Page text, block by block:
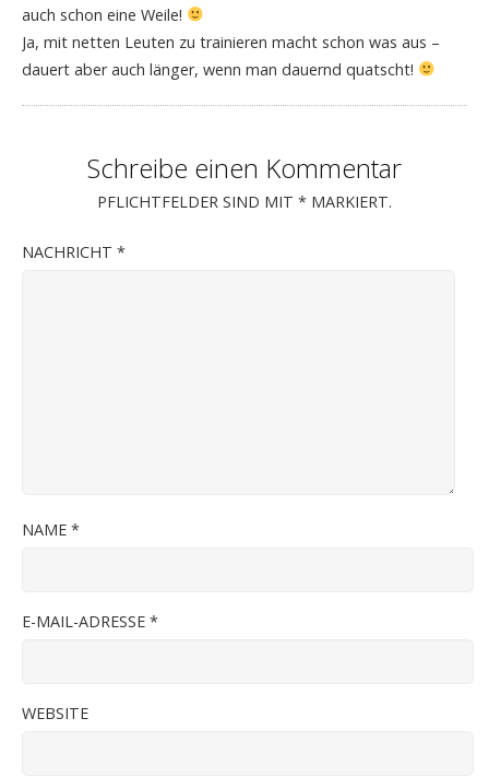
auch schon eine Weile!
Ja, mit netten Leuten zu trainieren macht schon was aus –
dauert aber auch länger, wenn man dauernd quatscht!
Schreibe einen Kommentar
PFLICHTFELDER SIND MIT * MARKIERT.
NACHRICHT *
NAME *
E-MAIL-ADRESSE *
WEBSITE